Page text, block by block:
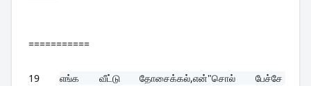
===========
19 எங்க வீட்டு தோசைக்கல்,என்"சொல் பேச்சே